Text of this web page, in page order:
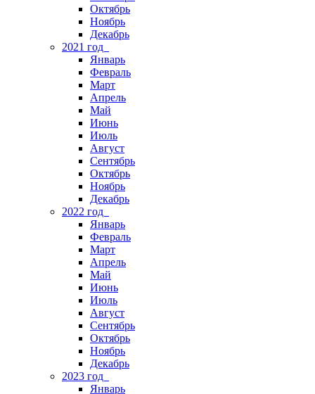
Октябрь
Ноябрь
Декабрь
2021 год
Январь
Февраль
Март
Апрель
Май
Июнь
Июль
Август
Сентябрь
Октябрь
Ноябрь
Декабрь
2022 год
Январь
Февраль
Март
Апрель
Май
Июнь
Июль
Август
Сентябрь
Октябрь
Ноябрь
Декабрь
2023 год
Январь